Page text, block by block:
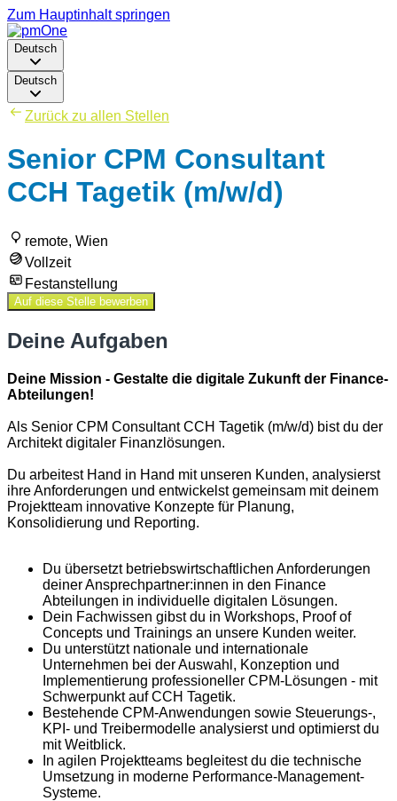
Zum Hauptinhalt springen
Deutsch
Deutsch
Zurück zu allen Stellen
Senior CPM Consultant
CCH Tagetik (m/w/d)
remote, Wien
Vollzeit
Festanstellung
Auf diese Stelle bewerben
Deine Aufgaben
Deine Mission - Gestalte die digitale Zukunft der Finance-
Abteilungen!
Als Senior CPM Consultant CCH Tagetik (m/w/d) bist du der
Architekt digitaler Finanzlösungen.
Du arbeitest Hand in Hand mit unseren Kunden, analysierst
ihre Anforderungen und entwickelst gemeinsam mit deinem
Projektteam innovative Konzepte für Planung,
Konsolidierung und Reporting.
Du übersetzt betriebswirtschaftlichen Anforderungen
deiner Ansprechpartner:innen in den Finance
Abteilungen in individuelle digitalen Lösungen.
Dein Fachwissen gibst du in Workshops, Proof of
Concepts und Trainings an unsere Kunden weiter.
Du unterstützt nationale und internationale
Unternehmen bei der Auswahl, Konzeption und
Implementierung professioneller CPM-Lösungen - mit
Schwerpunkt auf CCH Tagetik.
Bestehende CPM-Anwendungen sowie Steuerungs-,
KPI- und Treibermodelle analysierst und optimierst du
mit Weitblick.
In agilen Projektteams begleitest du die technische
Umsetzung in moderne Performance-Management-
Systeme.